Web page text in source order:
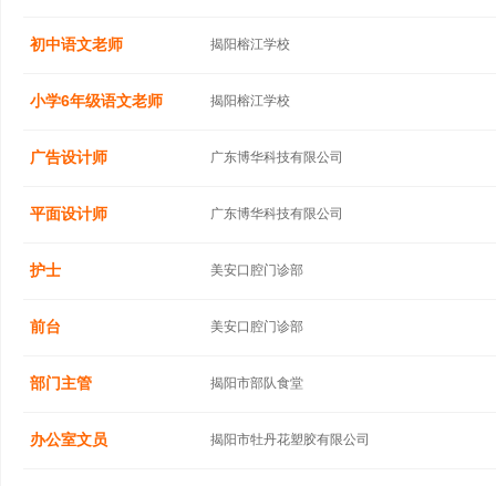
初中语文老师 揭阳榕江学校
小学6年级语文老师 揭阳榕江学校
广告设计师 广东博华科技有限公司
平面设计师 广东博华科技有限公司
护士 美安口腔门诊部
前台 美安口腔门诊部
部门主管 揭阳市部队食堂
办公室文员 揭阳市牡丹花塑胶有限公司